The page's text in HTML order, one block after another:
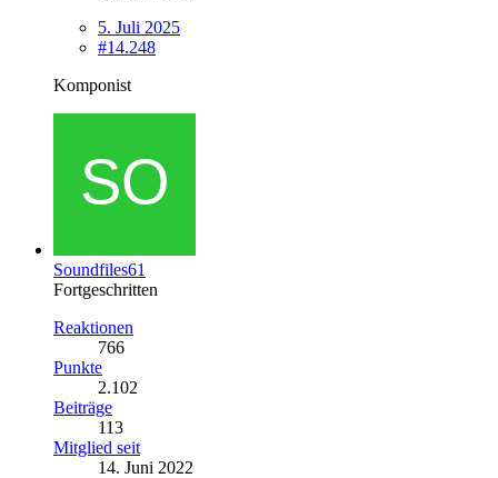
5. Juli 2025
#14.248
Komponist
Soundfiles61
Fortgeschritten
Reaktionen
766
Punkte
2.102
Beiträge
113
Mitglied seit
14. Juni 2022